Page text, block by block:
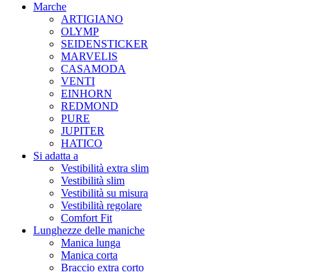
Marche
ARTIGIANO
OLYMP
SEIDENSTICKER
MARVELIS
CASAMODA
VENTI
EINHORN
REDMOND
PURE
JUPITER
HATICO
Si adatta a
Vestibilità extra slim
Vestibilità slim
Vestibilità su misura
Vestibilità regolare
Comfort Fit
Lunghezze delle maniche
Manica lunga
Manica corta
Braccio extra corto